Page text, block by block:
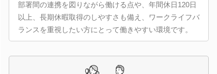
部署間の連携を図りながら働ける点や、年間休日120日
以上、長期休暇取得のしやすさも備え、ワークライフバ
ランスを重視したい方にとって働きやすい環境です。